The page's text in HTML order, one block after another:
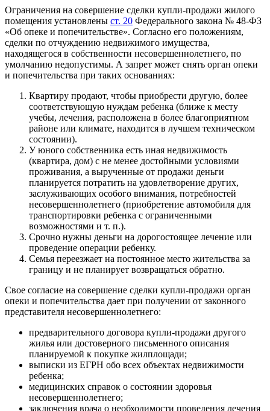
Ограничения на совершение сделки купли-продажи жилого
помещения установлены ст. 20 Федерального закона № 48-ФЗ
«Об опеке и попечительстве». Согласно его положениям,
сделки по отчуждению недвижимого имущества,
находящегося в собственности несовершеннолетнего, по
умолчанию недопустимы. А запрет может снять орган опеки
и попечительства при таких основаниях:
Квартиру продают, чтобы приобрести другую, более
соответствующую нуждам ребенка (ближе к месту
учебы, лечения, расположена в более благоприятном
районе или климате, находится в лучшем техническом
состоянии).
У юного собственника есть иная недвижимость
(квартира, дом) с не менее достойными условиями
проживания, а вырученные от продажи деньги
планируется потратить на удовлетворение других,
заслуживающих особого внимания, потребностей
несовершеннолетнего (приобретение автомобиля для
транспортировки ребенка с ограниченными
возможностями и т. п.).
Срочно нужны деньги на дорогостоящее лечение или
проведение операции ребенку.
Семья переезжает на постоянное место жительства за
границу и не планирует возвращаться обратно.
Свое согласие на совершение сделки купли-продажи орган
опеки и попечительства дает при получении от законного
представителя несовершеннолетнего:
предварительного договора купли-продажи другого
жилья или достоверного письменного описания
планируемой к покупке жилплощади;
выписки из ЕГРН обо всех объектах недвижимости
ребенка;
медицинских справок о состоянии здоровья
несовершеннолетнего;
заключения врача о необходимости проведения лечения